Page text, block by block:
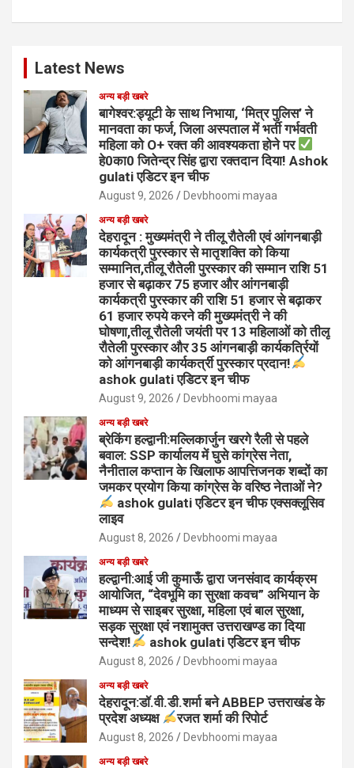
Latest News
अन्य बड़ी खबरे
बागेश्वर:ड्यूटी के साथ निभाया, ‘मित्र पुलिस’ ने
मानवता का फर्ज, जिला अस्पताल में भर्ती गर्भवती
महिला को O+ रक्त की आवश्यकता होने पर
हे0का0 जितेन्द्र सिंह द्वारा रक्तदान दिया! Ashok
gulati एडिटर इन चीफ
August 9, 2026 Devbhoomi mayaa
अन्य बड़ी खबरे
देहरादून : मुख्यमंत्री ने तीलू रौतेली एवं आंगनबाड़ी
कार्यकत्री पुरस्कार से मातृशक्ति को किया
सम्मानित,तीलू रौतेली पुरस्कार की सम्मान राशि 51
हजार से बढ़ाकर 75 हजार और आंगनबाड़ी
कार्यकत्री पुरस्कार की राशि 51 हजार से बढ़ाकर
61 हजार रुपये करने की मुख्यमंत्री ने की
घोषणा,तीलू रौतेली जयंती पर 13 महिलाओं को तीलू
रौतेली पुरस्कार और 35 आंगनबाड़ी कार्यकर्त्रियों
को आंगनबाड़ी कार्यकर्त्री पुरस्कार प्रदान!
ashok gulati एडिटर इन चीफ
August 9, 2026 Devbhoomi mayaa
अन्य बड़ी खबरे
ब्रेकिंग हल्द्वानी:मल्लिकार्जुन खरगे रैली से पहले
बवाल: SSP कार्यालय में घुसे कांग्रेस नेता,
नैनीताल कप्तान के खिलाफ आपत्तिजनक शब्दों का
जमकर प्रयोग किया कांग्रेस के वरिष्ठ नेताओं ने?
ashok gulati एडिटर इन चीफ एक्सक्लूसिव
लाइव
August 8, 2026 Devbhoomi mayaa
अन्य बड़ी खबरे
हल्द्वानी:आई जी कुमाऊँ द्वारा जनसंवाद कार्यक्रम
आयोजित, “देवभूमि का सुरक्षा कवच” अभियान के
माध्यम से साइबर सुरक्षा, महिला एवं बाल सुरक्षा,
सड़क सुरक्षा एवं नशामुक्त उत्तराखण्ड का दिया
सन्देश!
ashok gulati एडिटर इन चीफ
August 8, 2026 Devbhoomi mayaa
अन्य बड़ी खबरे
देहरादून:डॉ.वी.डी.शर्मा बने ABBEP उत्तराखंड के
प्रदेश अध्यक्ष
रजत शर्मा की रिपोर्ट
August 8, 2026 Devbhoomi mayaa
अन्य बड़ी खबरे